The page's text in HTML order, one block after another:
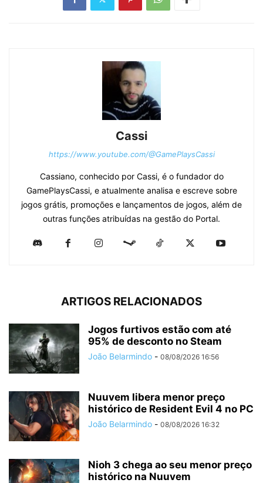
Cassi
https://www.youtube.com/@GamePlaysCassi
Cassiano, conhecido por Cassi, é o fundador do
GamePlaysCassi, e atualmente analisa e escreve sobre
jogos grátis, promoções e lançamentos de jogos, além de
outras funções atribuídas na gestão do Portal.
ARTIGOS RELACIONADOS
Jogos furtivos estão com até
95% de desconto no Steam
João Belarmindo - 08/08/2026 16:56
Nuuvem libera menor preço
histórico de Resident Evil 4 no PC
João Belarmindo - 08/08/2026 16:32
Nioh 3 chega ao seu menor preço
histórico na Nuuvem